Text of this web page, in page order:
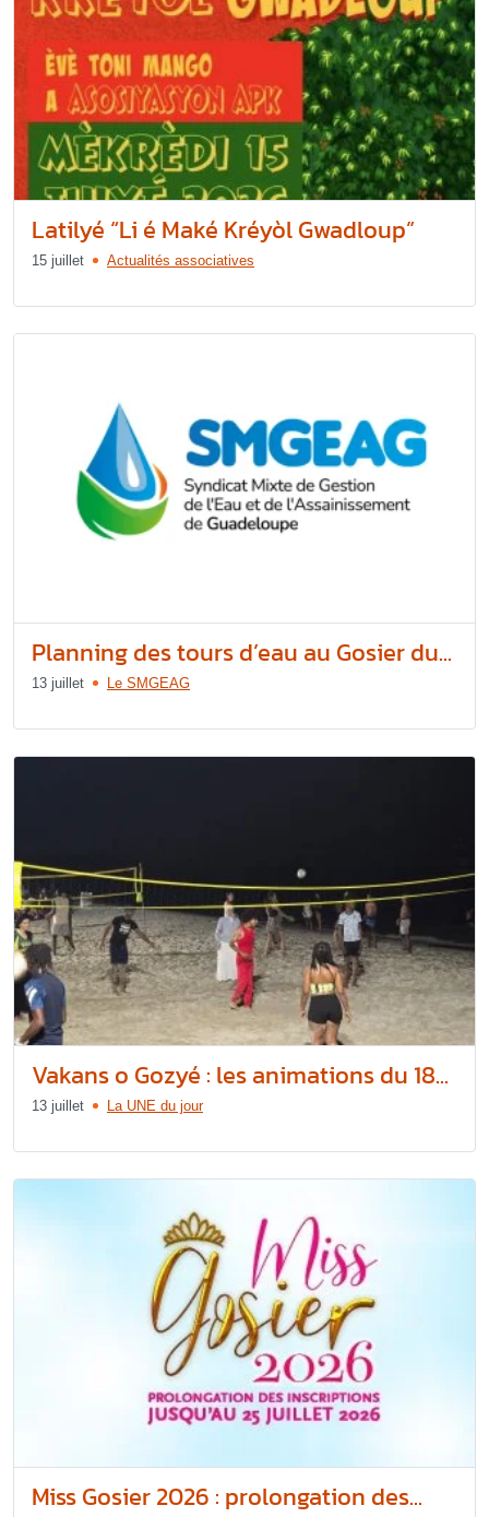
Latilyé “Li é Maké Kréyòl Gwadloup”
15 juillet Actualités associatives
Planning des tours d’eau au Gosier du...
13 juillet Le SMGEAG
Vakans o Gozyé : les animations du 18...
13 juillet La UNE du jour
Miss Gosier 2026 : prolongation des...